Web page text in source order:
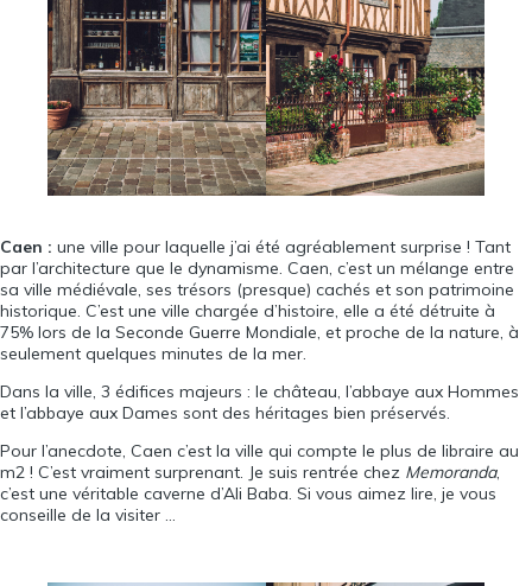
Caen : une ville pour laquelle j’ai été agréablement surprise ! Tant
par l’architecture que le dynamisme. Caen, c’est un mélange entre
sa ville médiévale, ses trésors (presque) cachés et son patrimoine
historique. C’est une ville chargée d’histoire, elle a été détruite à
75% lors de la Seconde Guerre Mondiale, et proche de la nature, à
seulement quelques minutes de la mer.
Dans la ville, 3 édifices majeurs : le château, l’abbaye aux Hommes
et l’abbaye aux Dames sont des héritages bien préservés.
Pour l’anecdote, Caen c’est la ville qui compte le plus de libraire au
m2 ! C’est vraiment surprenant. Je suis rentrée chez Memoranda,
c’est une véritable caverne d’Ali Baba. Si vous aimez lire, je vous
conseille de la visiter …